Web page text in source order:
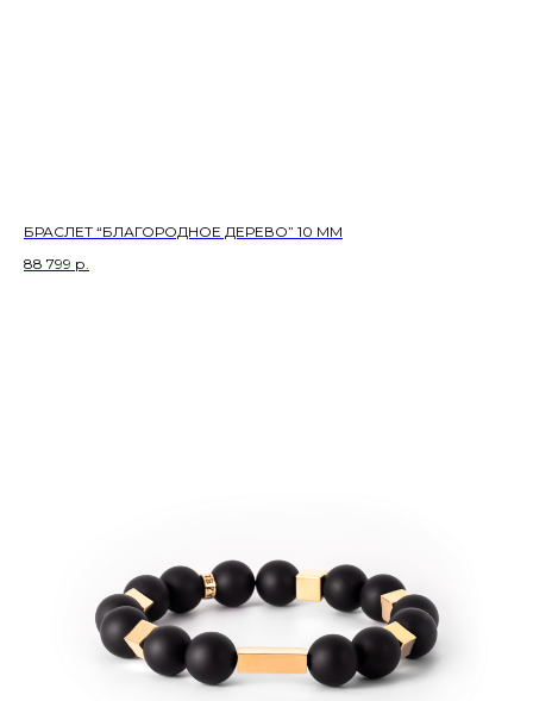
БРАСЛЕТ “БЛАГОРОДНОЕ ДЕРЕВО” 10 ММ
88 799 р.